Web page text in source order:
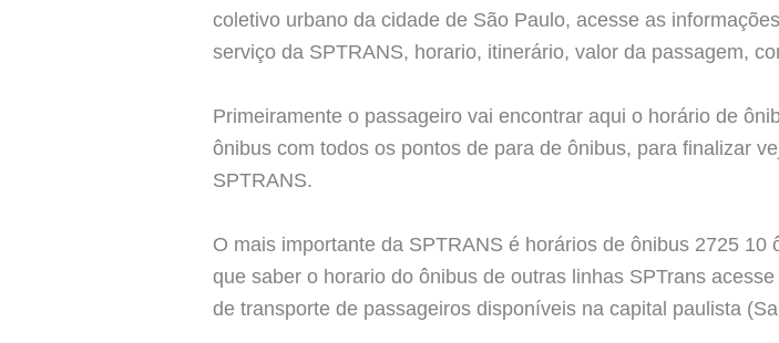
coletivo urbano da cidade de São Paulo, acesse as
serviço da SPTRANS, horario, itinerário, valor da passagem,
Primeiramente o passageiro vai encontrar aqui o horário de
ônibus com todos os pontos de para de ônibus, para finalizar
SPTRANS.
O mais importante da SPTRANS é horários de ônibus 2725
que saber o horario do ônibus de outras linhas SPTrans
de transporte de passageiros disponíveis na capital paulista